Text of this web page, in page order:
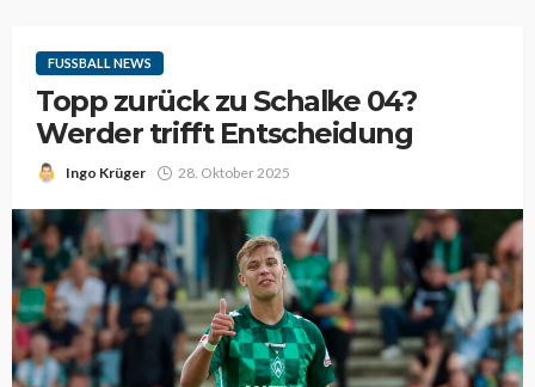
FUSSBALL NEWS
Topp zurück zu Schalke 04?
Werder trifft Entscheidung
Ingo Krüger 28. Oktober 2025